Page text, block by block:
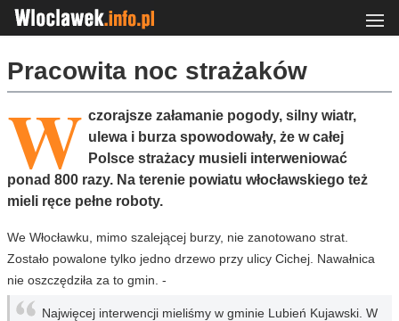
Pracowita noc strażaków
W czorajsze załamanie pogody, silny wiatr,
ulewa i burza spowodowały, że w całej
Polsce strażacy musieli interweniować
ponad 800 razy. Na terenie powiatu włocławskiego też
mieli ręce pełne roboty.
We Włocławku, mimo szalejącej burzy, nie zanotowano strat.
Zostało powalone tylko jedno drzewo przy ulicy Cichej. Nawałnica
nie oszczędziła za to gmin. -
Najwięcej interwencji mieliśmy w gminie Lubień Kujawski. W